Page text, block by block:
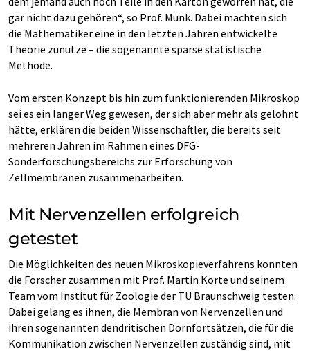
gar nicht dazu gehören“, so Prof. Munk. Dabei machten sich
die Mathematiker eine in den letzten Jahren entwickelte
Theorie zunutze – die sogenannte sparse statistische
Methode.
Vom ersten Konzept bis hin zum funktionierenden Mikroskop
sei es ein langer Weg gewesen, der sich aber mehr als gelohnt
hätte, erklären die beiden Wissenschaftler, die bereits seit
mehreren Jahren im Rahmen eines DFG-
Sonderforschungsbereichs zur Erforschung von
Zellmembranen zusammenarbeiten.
Mit Nervenzellen erfolgreich
getestet
Die Möglichkeiten des neuen Mikroskopieverfahrens konnten
die Forscher zusammen mit Prof. Martin Korte und seinem
Team vom Institut für Zoologie der TU Braunschweig testen.
Dabei gelang es ihnen, die Membran von Nervenzellen und
ihren sogenannten dendritischen Dornfortsätzen, die für die
Kommunikation zwischen Nervenzellen zuständig sind, mit